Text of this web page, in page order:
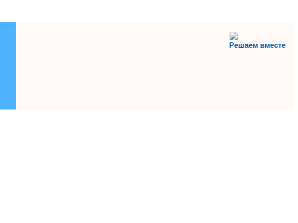
Решаем вместе